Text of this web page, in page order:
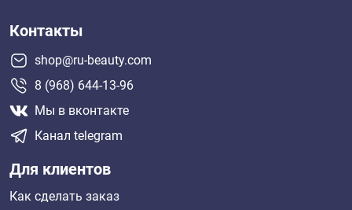
Контакты
shop@ru-beauty.com
8 (968) 644-13-96
Мы в вконтакте
Канал telegram
Для клиентов
Как сделать заказ